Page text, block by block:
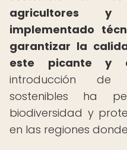
agricultores y
implementado
garantizar la
este picante y
introducción de
sostenibles ha
biodiversidad y
en las regiones